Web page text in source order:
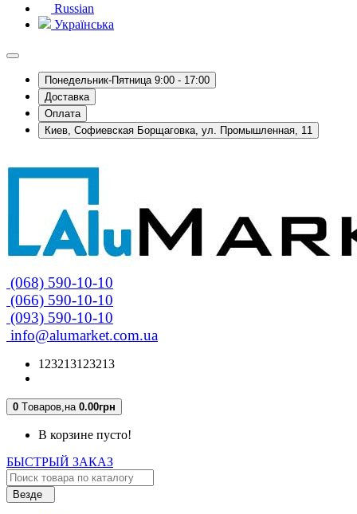
Russian
Українська
Понедельник-Пятница 9:00 - 17:00
Доставка
Оплата
Киев, Софиевская Борщаговка, ул. Промышленная, 11
(068) 590-10-10
(066) 590-10-10
(093) 590-10-10
info@alumarket.com.ua
123213123213
0 Tоваров, на 0.00грн
В корзине пусто!
БЫСТРЫЙ ЗАКАЗ
Везде